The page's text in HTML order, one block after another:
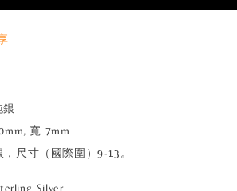
銀
寬 7mm
，尺寸（國際圍）9-13。
Silver